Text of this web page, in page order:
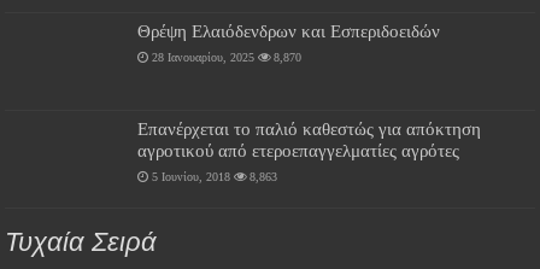
Θρέψη Ελαιόδενδρων και Εσπεριδοειδών
28 Ιανουαρίου, 2025 8,870
Επανέρχεται το παλιό καθεστώς για απόκτηση
αγροτικού από ετεροεπαγγελματίες αγρότες
5 Ιουνίου, 2018 8,863
Τυχαία Σειρά